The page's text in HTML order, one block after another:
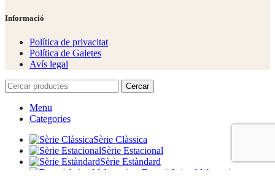
Informació
Política de privacitat
Política de Galetes
Avís legal
Cercar
Menu
Categories
Sèrie Clàssica
Sèrie Estacional
Sèrie Estàndard
Especials i col·laboracions